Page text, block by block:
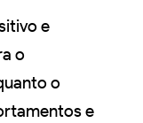
e
o
o
e